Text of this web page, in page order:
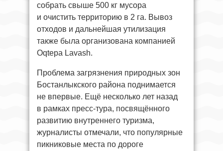
собрать свыше 500 кг мусора
и очистить территорию в 2 га. Вывоз
отходов и дальнейшая утилизация
также была организована компанией
Oqtepa Lavash.
Проблема загрязнения природных зон
Бостанлыкского района поднимается
не впервые. Ещё несколько лет назад
в рамках пресс-тура, посвящённого
развитию внутреннего туризма,
журналисты отмечали, что популярные
пикниковые места по дороге